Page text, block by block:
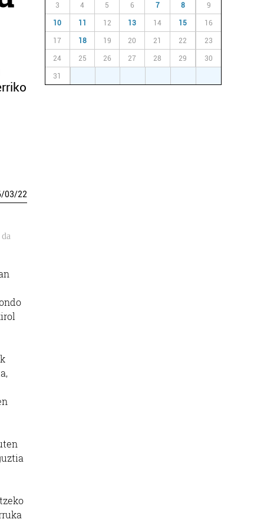
/03/22
3 4 5 6 7 8 9
10 11 12 13 14 15 16
17 18 19 20 21 22 23
24 25 26 27 28 29 30
31